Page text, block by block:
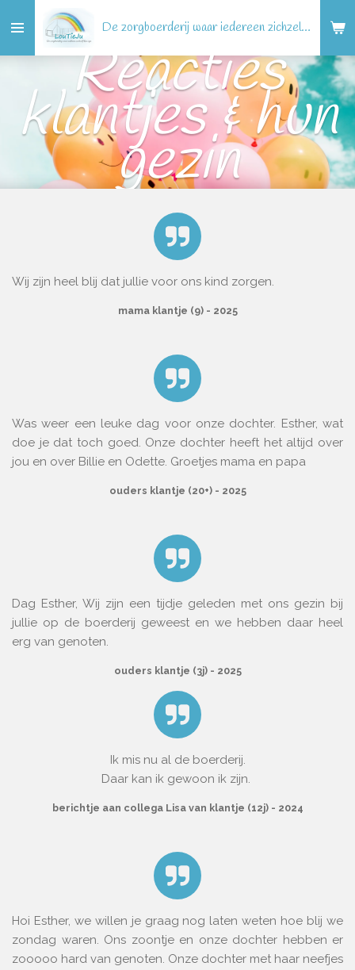
direct
naar
hoofdinhoud
De zorgboerderij waar iedereen zichzelf kan zijn!
Reacties
klantjes & hun
gezin
Wij zijn heel blij dat jullie voor ons kind zorgen.
mama klantje (9) - 2025
Was weer een leuke dag voor onze dochter. Esther, wat
doe je dat toch goed. Onze dochter heeft het altijd over
jou en over Billie en Odette. Groetjes mama en papa
ouders klantje (20+) - 2025
Dag Esther, Wij zijn een tijdje geleden met ons gezin bij
jullie op de boerderij geweest en we hebben daar heel
erg van genoten.
ouders klantje (3j) - 2025
Ik mis nu al de boerderij.
Daar kan ik gewoon ik zijn.
berichtje aan collega Lisa van klantje (12j) - 2024
Hoi Esther, we willen je graag nog laten weten hoe blij we
zondag waren. Ons zoontje en onze dochter hebben er
zooooo hard van genoten. Onze dochter met haar neefjes